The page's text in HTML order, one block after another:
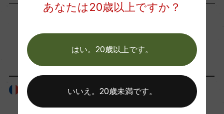
海外ワイン専門誌評価歴
Wine Advocate 獲得点
国内ワイン専門誌評価歴
「生産者」が同じ商品
フランス フランス
あなたは20歳以上ですか？
はい。20歳以上です。
いいえ。20歳未満です。